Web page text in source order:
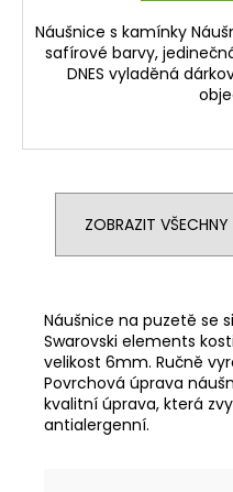
Náušnice s kamínky
safírové barvy,
DNES vyladěná
ZOBRAZIT
Náušnice na puzetě se
Swarovski elements
velikost 6mm. Ručně
Povrchová úprava
kvalitní úprava, která
antialergenní.